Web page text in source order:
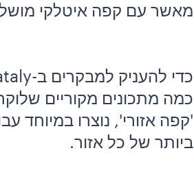
מאשר עם קפה איטלקי
כמה מתכונים מקוריים
ביותר של כל אזור.